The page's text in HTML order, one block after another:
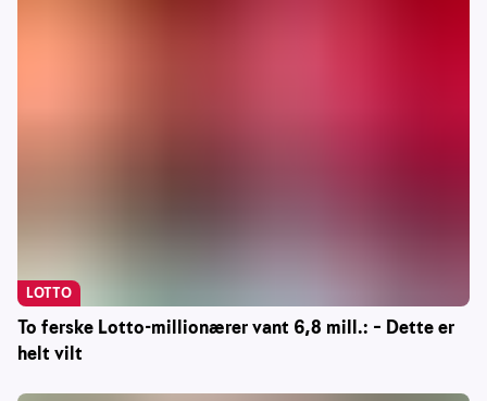
To ferske Lotto-millionærer vant 6,8 mill.: – Dette er
helt vilt
LOTTO